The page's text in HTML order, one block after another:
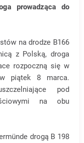
prowadząca do
na drodze B166
z Polską, droga
rozpoczną się w
piątek 8 marca.
pod
na obu
drogą B 198